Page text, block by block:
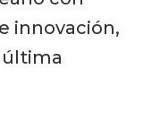
innovación,